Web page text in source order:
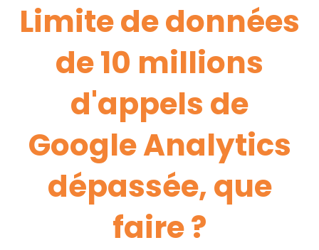
Limite de données
de 10 millions
d'appels de
Google Analytics
dépassée, que
faire ?